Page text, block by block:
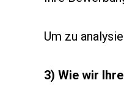
Um zu
3) Wie wir